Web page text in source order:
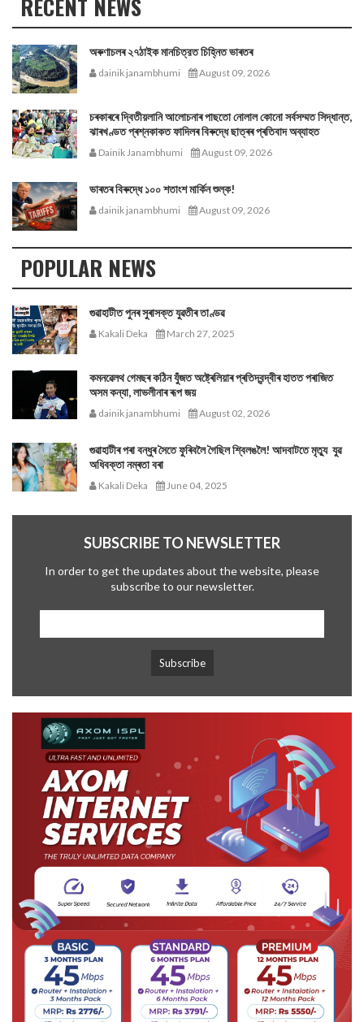
RECENT NEWS
অৰুণাচলৰ ২৭ঠাইক মানচিত্রত চিহ্নিত ভাৰতৰ
dainik janambhumi August 09, 2026
চৰকাৰৰে দ্বিতীয়লানি আলোচনাৰ পাছতো নোলাল কোনো সর্বসম্মত সিদ্ধান্ত,
ঝাৰখণ্ডত প্ৰশ্নকাকত ফাদিলৰ বিৰুদ্ধে ছাত্ৰৰ প্ৰতিবাদ অব্যাহত
Dainik Janambhumi August 09, 2026
ভাৰতৰ বিৰুদ্ধে ১০০ শতাংশ মার্কিন শুল্ক!
dainik janambhumi August 09, 2026
POPULAR NEWS
গুৱাহাটীত পুনৰ সুৰাসক্ত যুৱতীৰ তাণ্ডৱ
Kakali Deka March 27, 2025
কমনৱেলথ গেমছৰ কঠিন যুঁজত অষ্ট্ৰেলিয়াৰ প্ৰতিদ্বন্দ্বীৰ হাতত পৰাজিত
অসম কন্যা, লাভলীনাৰ ৰূপ জয়
dainik janambhumi August 02, 2026
গুৱাহাটীৰ পৰা বন্ধুৰ সৈতে ফুৰিবলৈ গৈছিল শ্বিলঙলৈ! আদবাটতে মৃত্যু যুৱ
অধিবক্তা নম্ৰতা বৰা
Kakali Deka June 04, 2025
SUBSCRIBE TO NEWSLETTER
In order to get the updates about the website, please
subscribe to our newsletter.